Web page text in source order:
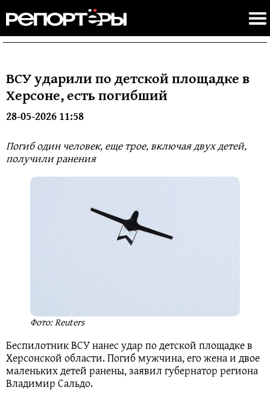
ВСУ ударили по детской площадке в
Херсоне, есть погибший
28-05-2026 11:58
Погиб один человек, еще трое, включая двух детей,
получили ранения
Фото: Reuters
Беспилотник ВСУ нанес удар по детской площадке в
Херсонской области. Погиб мужчина, его жена и двое
маленьких детей ранены, заявил губернатор региона
Владимир Сальдо.